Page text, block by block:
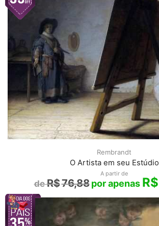
Rembrandt
O Artista em seu Estúdio
A partir de
R$76,88 R$